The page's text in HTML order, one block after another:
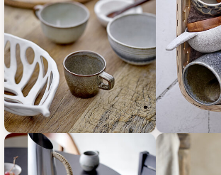
Bloomingville Nohr Tasse, Braun, Steingut,